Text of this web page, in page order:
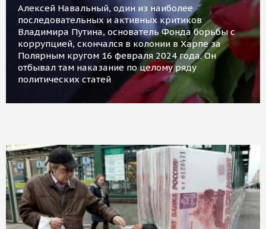
Алексей Навальный, один из наиболее
последовательных и активных критиков
Владимира Путина, основатель Фонда борьбы с
коррупцией, скончался в колонии в Харпе за
Полярным кругом 16 февраля 2024 года. Он
отбывал там наказание по целому ряду
политических статей